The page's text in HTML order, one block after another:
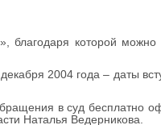
благодаря которой
2004 года– даты
в суд бесплатно
Наталья Ведерникова.